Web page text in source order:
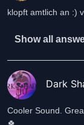
Show all
Dark
Cooler Sound.